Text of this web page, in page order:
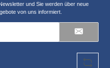
und Sie werden über neue
von uns informiert.